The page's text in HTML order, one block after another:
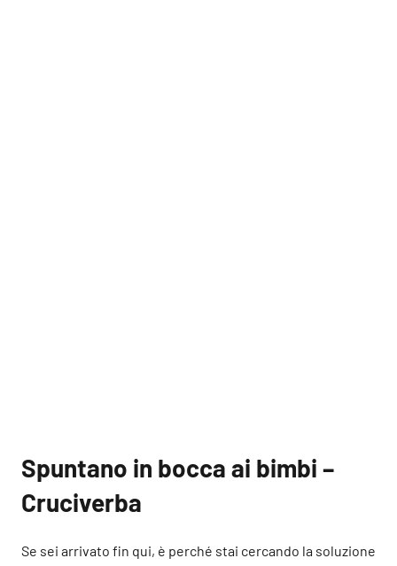
Spuntano in bocca ai bimbi –
Cruciverba
Se sei arrivato fin qui, è perché stai cercando la soluzione